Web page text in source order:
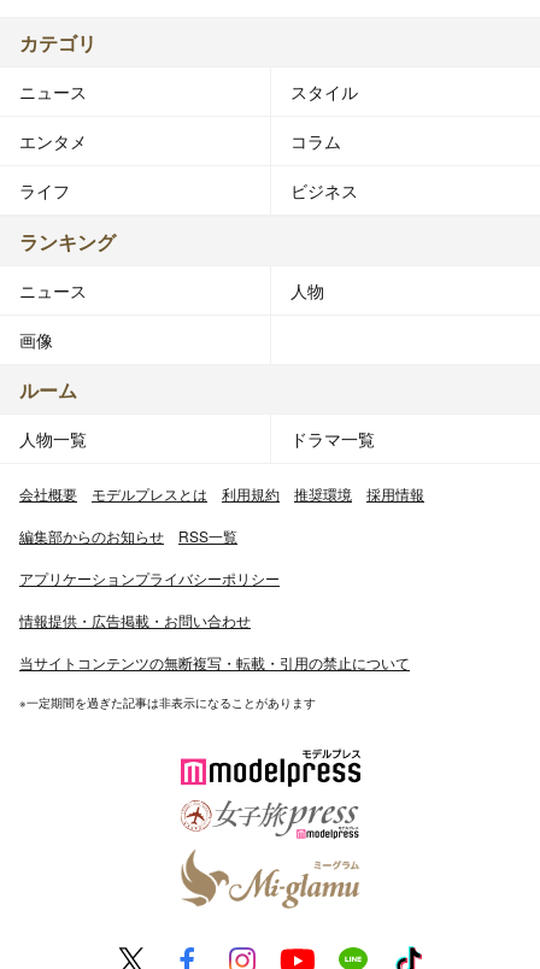
カテゴリ
ニュース スタイル
エンタメ コラム
ライフ ビジネス
ランキング
ニュース 人物
画像
ルーム
人物一覧 ドラマ一覧
会社概要 モデルプレスとは 利用規約 推奨環境 採用情報
編集部からのお知らせ RSS一覧
アプリケーションプライバシーポリシー
情報提供・広告掲載・お問い合わせ
当サイトコンテンツの無断複写・転載・引用の禁止について
※一定期間を過ぎた記事は非表示になることがあります